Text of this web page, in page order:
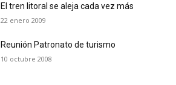
El tren litoral se aleja cada vez más
22 enero 2009
Reunión Patronato de turismo
10 octubre 2008